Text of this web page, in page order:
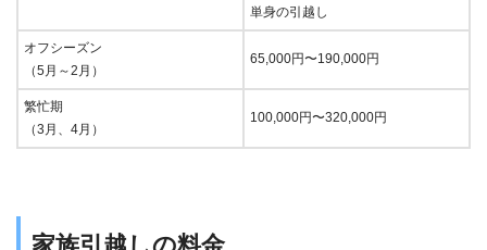
単身の引越し
オフシーズン
（5月～2月）
65,000円〜190,000円
繁忙期
（3月、4月）
100,000円〜320,000円